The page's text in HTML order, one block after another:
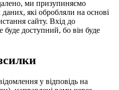
ми призупиняємо
які обробляли на основі
сайту. Вхід до
буде доступний, бо він буде
у відповідь на